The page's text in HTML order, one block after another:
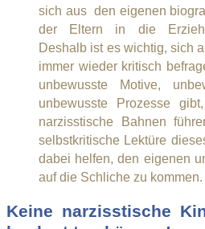
sich aus den eigenen
der Eltern in die
Deshalb ist es wichtig, sich
immer wieder kritisch
unbewusste Motive,
unbewusste Prozesse
narzisstische Bahnen
selbstkritische Lektüre
dabei helfen, den eigenen
auf die Schliche zu kommen.
Keine narzisstische